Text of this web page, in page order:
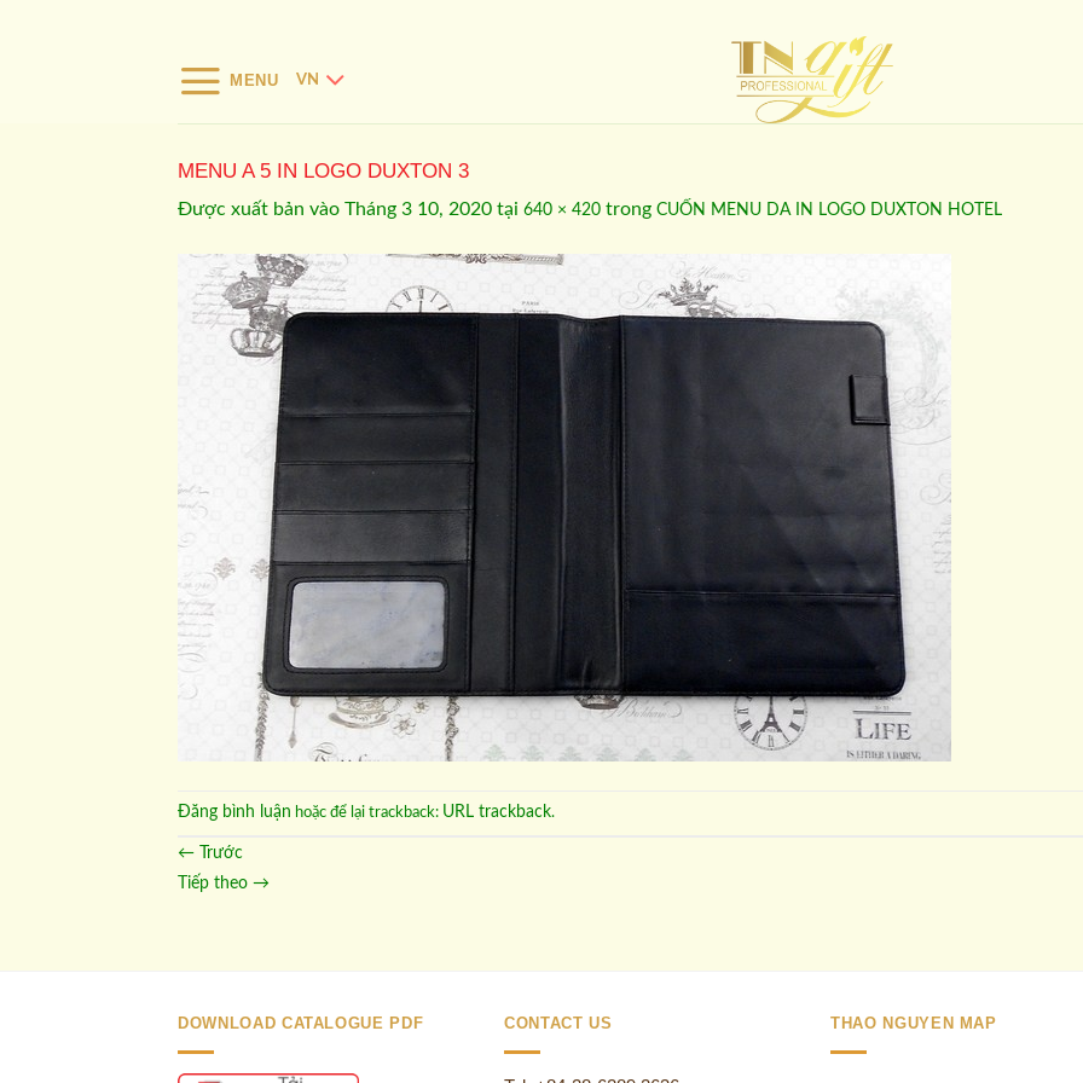
MENU VN
MENU A 5 IN LOGO DUXTON 3
Được xuất bản vào Tháng 3 10, 2020 tại 640 × 420 trong CUỐN MENU DA IN LOGO DUXTON HOTEL
Đăng bình luận hoặc để lại trackback: URL trackback.
← Trước
Tiếp theo →
DOWNLOAD CATALOGUE PDF CONTACT US THAO NGUYEN MAP